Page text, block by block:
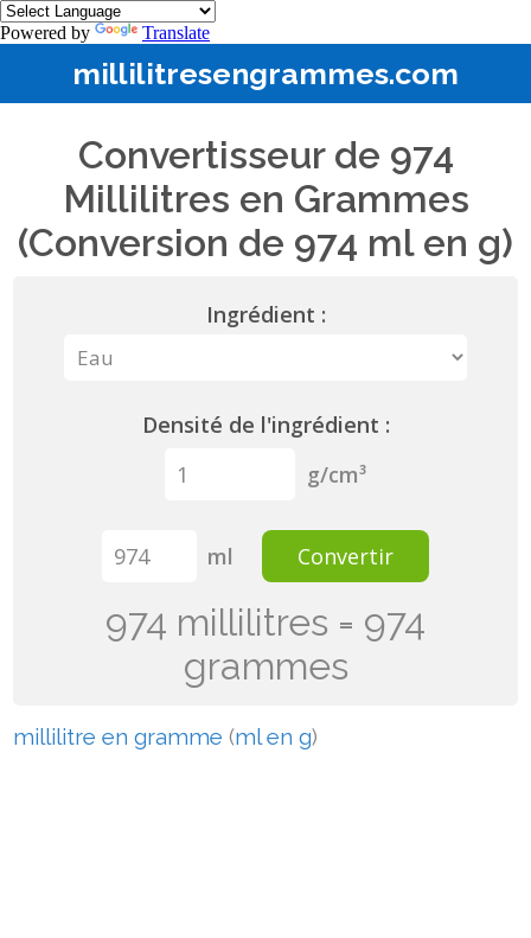
Powered by Translate
millilitresengrammes.com
Convertisseur de 974
Millilitres en Grammes
(Conversion de 974 ml en g)
Ingrédient :
Densité de l'ingrédient :
g/cm³
ml Convertir
974 millilitres = 974
grammes
millilitre en gramme (ml en g)